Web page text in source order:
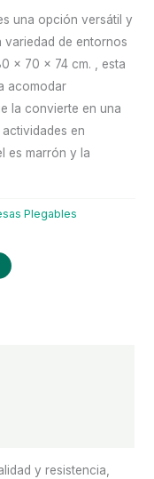
una opción versátil y
variedad de entornos
x 70 x 74 cm. , esta
acomodar
la convierte en una
en
es marrón y la
Plegables
y resistencia,